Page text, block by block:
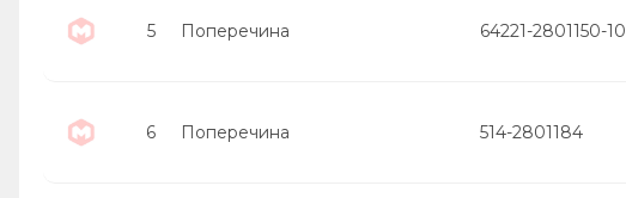
5 Поперечина 64221-2801150-10
6 Поперечина 514-2801184